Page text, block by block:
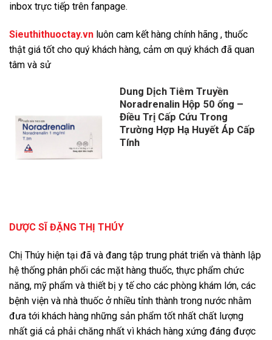
inbox trực tiếp trên fanpage.
Sieuthithuoctay.vn luôn cam kết hàng chính hãng , thuốc
thật giá tốt cho quý khách hàng, cảm ơn quý khách đã quan
tâm và sử
Dung Dịch Tiêm Truyền
Noradrenalin Hộp 50 ống –
Điều Trị Cấp Cứu Trong
Trường Hợp Hạ Huyết Áp Cấp
Tính
DƯỢC SĨ ĐẶNG THỊ THÚY
Chị Thúy hiện tại đã và đang tập trung phát triển và thành lập
hệ thống phân phối các mặt hàng thuốc, thực phẩm chức
năng, mỹ phẩm và thiết bị y tế cho các phòng khám lớn, các
bệnh viện và nhà thuốc ở nhiều tỉnh thành trong nước nhằm
đưa tới khách hàng những sản phẩm tốt nhất chất lượng
nhất giá cả phải chăng nhất vì khách hàng xứng đáng được